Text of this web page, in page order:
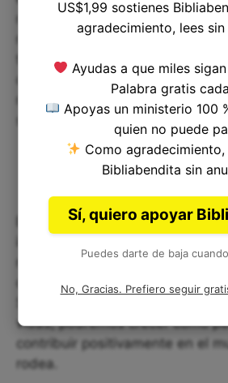
responsabilidad. Cada uno de
responsabilidad en la vida, ya
trabajo, en nuestra familia, con
con nuestra comunidad.
nuestras responsabilidades sin
siempre de dar lo mejor de
En resumen, el efod y sus
nuestra vida actual, como el
diferencias y la importancia de
vidas, podremos crecer como
contribuir positivamente en el
rodea.
US$1,99 sostienes
agradecimiento, lees sin
Ayudas a que miles
Palabra gratis
Apoyas un ministerio 100
quien no puede
Como
Bibliabendita sin
Sí, quiero apoyar
Puedes darte de baja
No, Gracias. Prefiero seguir